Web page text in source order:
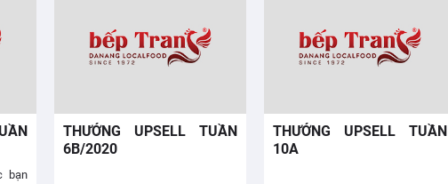
bạn
THƯỞNG UPSELL TUẦN
6B/2020
THƯỞNG UPSELL TUẦN
10A